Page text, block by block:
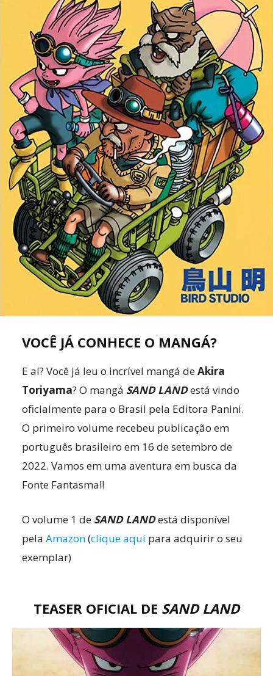
VOCÊ JÁ CONHECE O MANGÁ?
E aí? Você já leu o incrível mangá deAkira
Toriyama? O mangá SAND LANDestá vindo
oficialmente para o Brasil pela Editora Panini.
O primeiro volume recebeu publicação em
português brasileiro em 16 de setembro de
2022. Vamos em uma aventura em busca da
Fonte Fantasma!!
O volume 1 de SAND LANDestá disponível
pela Amazon(clique aqui para adquirir o seu
exemplar)
TEASER OFICIAL DE SAND LAND